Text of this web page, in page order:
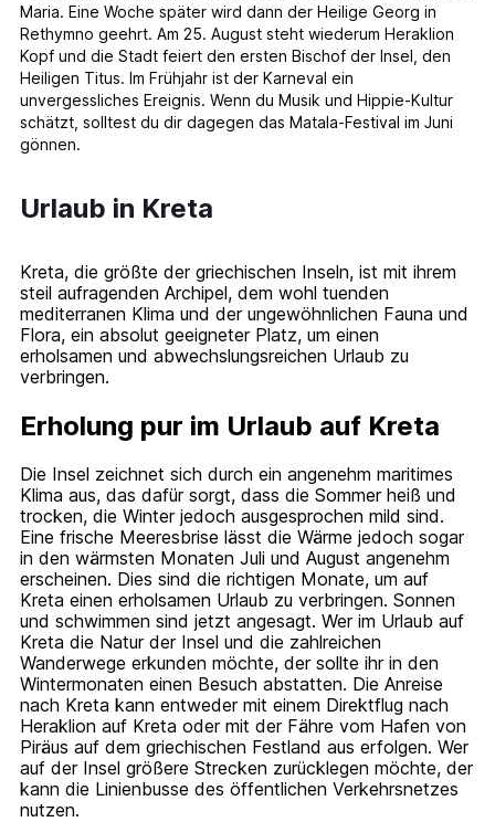
Maria. Eine Woche später wird dann der Heilige Georg in
Rethymno geehrt. Am 25. August steht wiederum Heraklion
Kopf und die Stadt feiert den ersten Bischof der Insel, den
Heiligen Titus. Im Frühjahr ist der Karneval ein
unvergessliches Ereignis. Wenn du Musik und Hippie-Kultur
schätzt, solltest du dir dagegen das Matala-Festival im Juni
gönnen.
Urlaub in Kreta
Kreta, die größte der griechischen Inseln, ist mit ihrem
steil aufragenden Archipel, dem wohl tuenden
mediterranen Klima und der ungewöhnlichen Fauna und
Flora, ein absolut geeigneter Platz, um einen
erholsamen und abwechslungsreichen Urlaub zu
verbringen.
Erholung pur im Urlaub auf Kreta
Die Insel zeichnet sich durch ein angenehm maritimes
Klima aus, das dafür sorgt, dass die Sommer heiß und
trocken, die Winter jedoch ausgesprochen mild sind.
Eine frische Meeresbrise lässt die Wärme jedoch sogar
in den wärmsten Monaten Juli und August angenehm
erscheinen. Dies sind die richtigen Monate, um auf
Kreta einen erholsamen Urlaub zu verbringen. Sonnen
und schwimmen sind jetzt angesagt. Wer im Urlaub auf
Kreta die Natur der Insel und die zahlreichen
Wanderwege erkunden möchte, der sollte ihr in den
Wintermonaten einen Besuch abstatten. Die Anreise
nach Kreta kann entweder mit einem Direktflug nach
Heraklion auf Kreta oder mit der Fähre vom Hafen von
Piräus auf dem griechischen Festland aus erfolgen. Wer
auf der Insel größere Strecken zurücklegen möchte, der
kann die Linienbusse des öffentlichen Verkehrsnetzes
nutzen.